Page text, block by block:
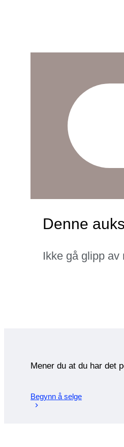
Denne
Ikke gå glipp av
Mener du at du har det
Begynn å selge